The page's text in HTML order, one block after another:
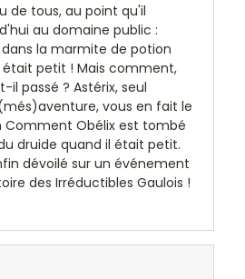
de tous, au point qu'il
au domaine public :
la marmite de potion
petit ! Mais comment,
il passé ? Astérix, seul
vous en fait le
Comment Obélix est tombé
druide quand il était petit.
dévoilé sur un événement
des Irréductibles Gaulois !